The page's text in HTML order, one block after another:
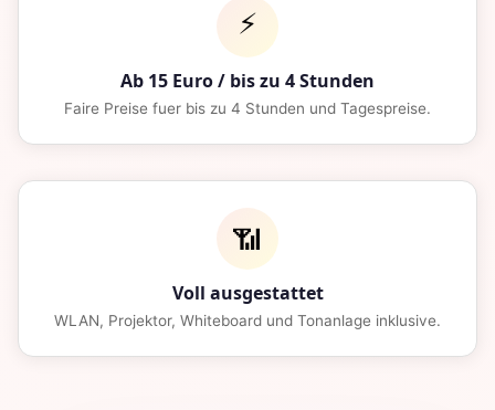
⚡
Ab 15 Euro / bis zu 4 Stunden
Faire Preise fuer bis zu 4 Stunden und Tagespreise.
📶
Voll ausgestattet
WLAN, Projektor, Whiteboard und Tonanlage inklusive.